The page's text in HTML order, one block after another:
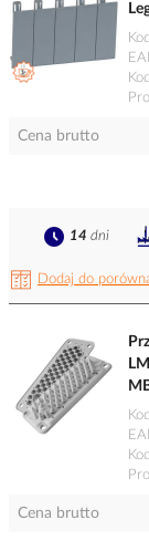
Kod
Cena brutto
Dodaj do
14 dni
Kod
Cena brutto